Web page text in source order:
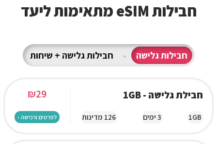
חבילות eSIM מתאימות ליעד
חבילות גלישה • חבילות גלישה + שיחות
חבילת גלישה - 1GB
1GB 3 ימים 126 מדינות
₪29
לפרטים ורכישה ›